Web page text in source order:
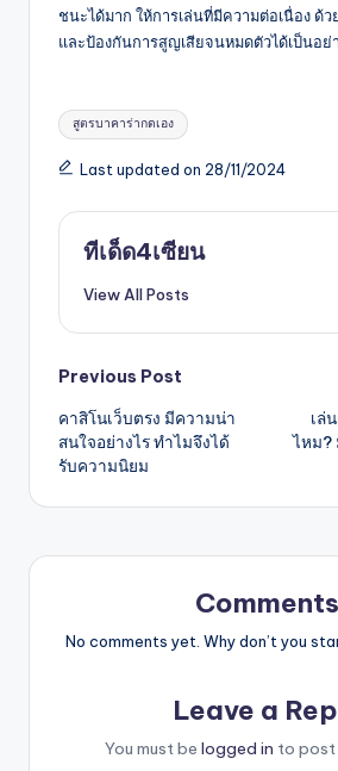
ชนะได้มาก ให้การเล่นที่มีความต่อเนื่อง ด้
และป้องกันการสูญเสียจนหมดตัวได้เป็นอย่
Tags:
สูตรบาคาร่ากดเอง
Last updated on 28/11/2024
ทีเด็ด4เซียน
View All Posts
Post
navigation
Previous Post
คาสิโนเว็บตรง มีความน่า
สนใจอย่างไร ทำไมจึงได้
รับความนิยม
เล่
ไหม?
Comments
No comments yet. Why don’t you
Leave a
You must be logged in to post